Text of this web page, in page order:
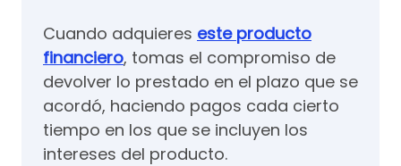
Cuando adquieres este producto
financiero, tomas el compromiso de
devolver lo prestado en el plazo que se
acordó, haciendo pagos cada cierto
tiempo en los que se incluyen los
intereses del producto.